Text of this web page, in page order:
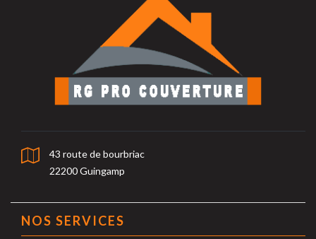
43 route de bourbriac
22200 Guingamp
NOS SERVICES